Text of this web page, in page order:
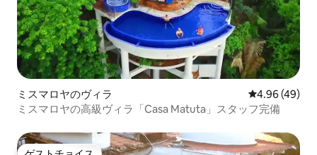
ミスマロヤのヴィラ レビュー49
4.96 (49)
ミスマロヤの高級ヴィラ「Casa Matuta」スタッフ完備